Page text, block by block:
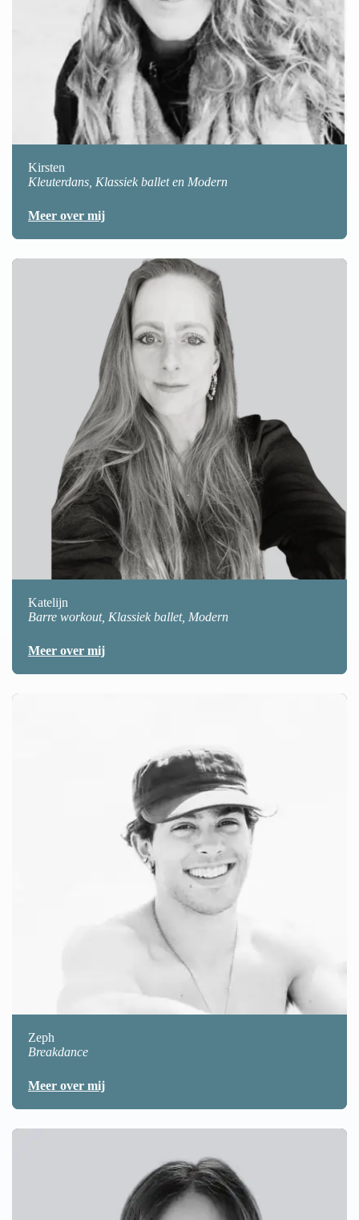
Kirsten
Kleuterdans, Klassiek ballet en Modern
Meer over mij
Katelijn
Barre workout, Klassiek ballet, Modern
Meer over mij
Zeph
Breakdance
Meer over mij